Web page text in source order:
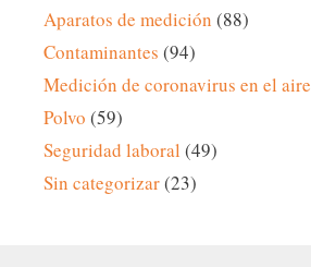
Aparatos de medición (88)
Contaminantes (94)
Medición de coronavirus en el aire
Polvo (59)
Seguridad laboral (49)
Sin categorizar(23)